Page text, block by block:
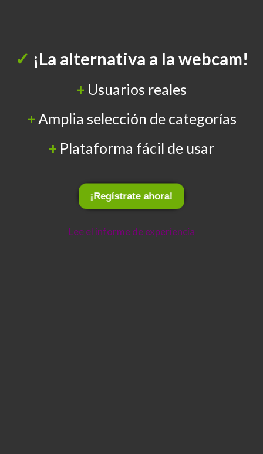
✓ ¡La alternativa a la webcam!
+ Usuarios reales
+ Amplia selección de categorías
+ Plataforma fácil de usar
¡Regístrate ahora!
Lee el informe de experiencia